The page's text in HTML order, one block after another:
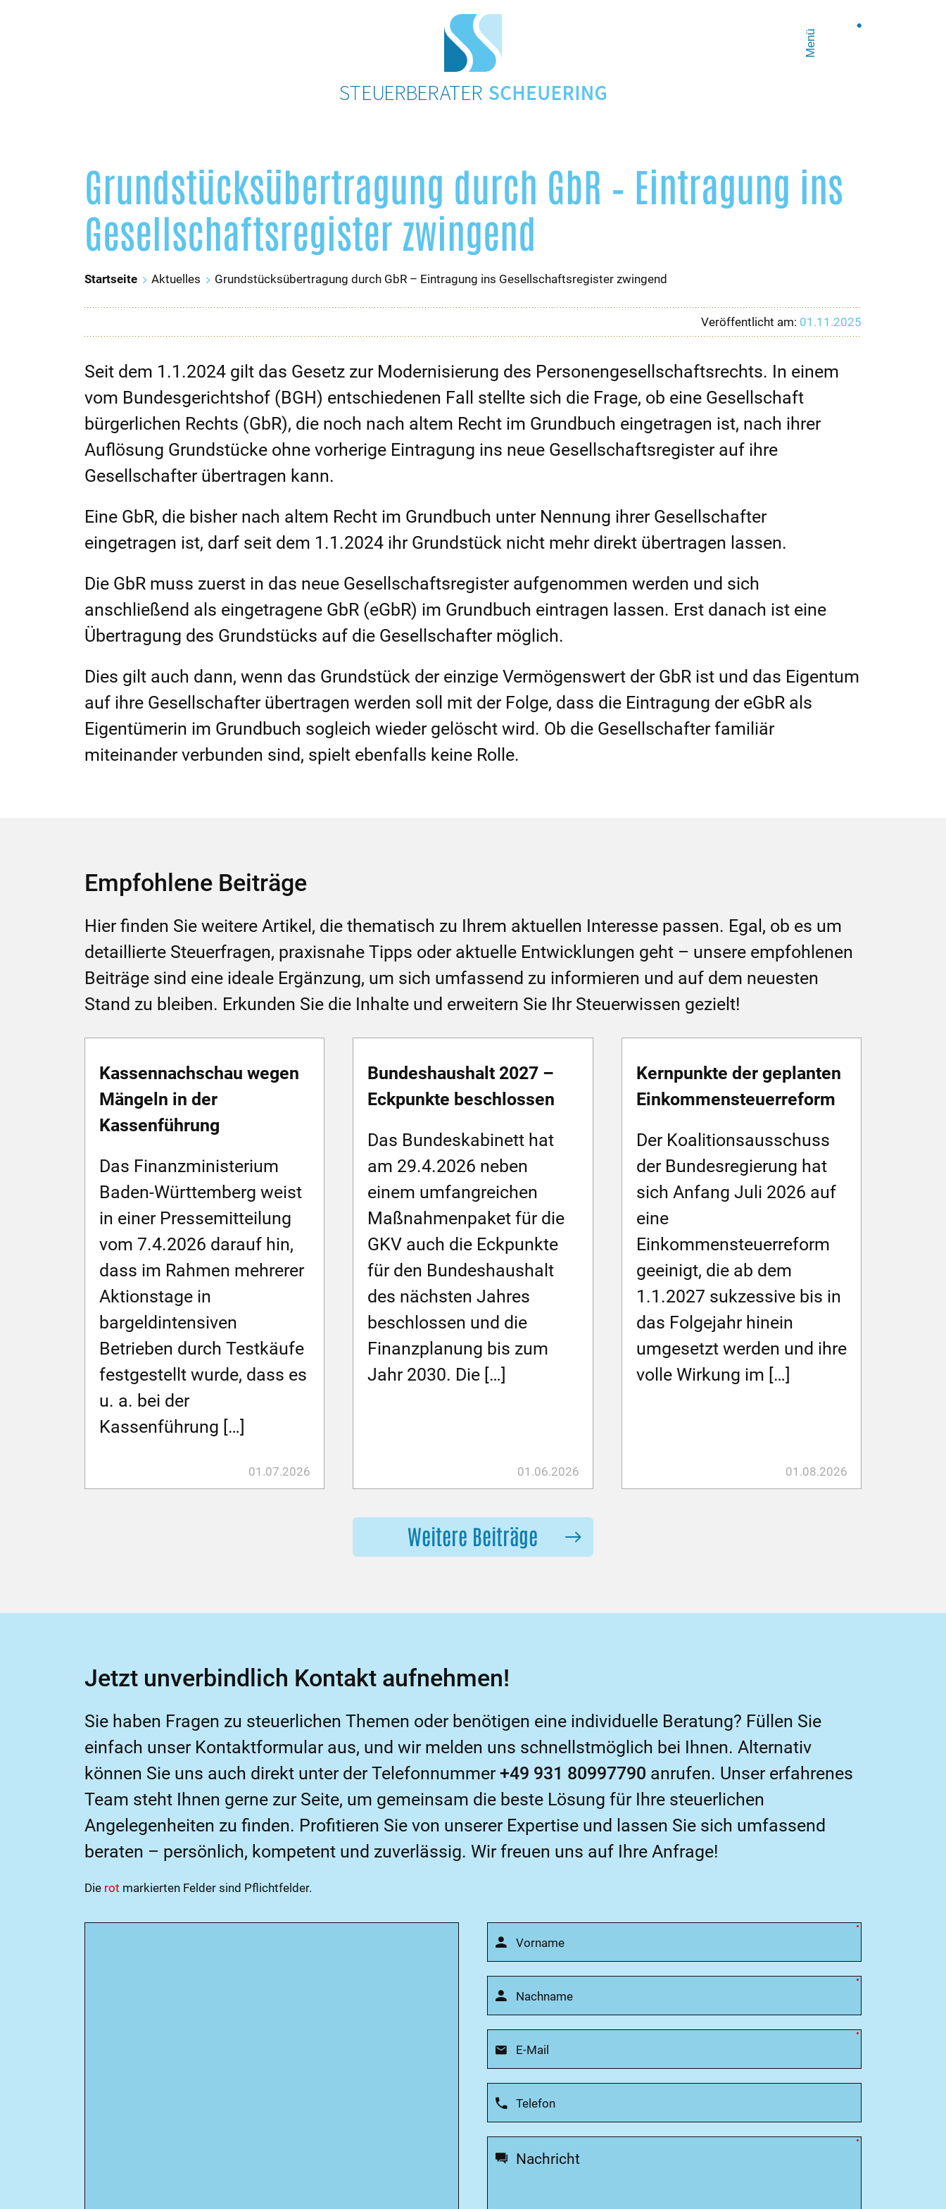
Menü
Grundstücksübertragung durch GbR – Eintragung ins
Gesellschaftsregister zwingend
Startseite Aktuelles Grundstücksübertragung durch GbR – Eintragung ins Gesellschaftsregister zwingend
Veröffentlicht am: 01.11.2025
Seit dem 1.1.2024 gilt das Gesetz zur Modernisierung des Personengesellschaftsrechts. In einem
vom Bundesgerichtshof (BGH) entschiedenen Fall stellte sich die Frage, ob eine Gesellschaft
bürgerlichen Rechts (GbR), die noch nach altem Recht im Grundbuch eingetragen ist, nach ihrer
Auflösung Grundstücke ohne vorherige Eintragung ins neue Gesellschaftsregister auf ihre
Gesellschafter übertragen kann.
Eine GbR, die bisher nach altem Recht im Grundbuch unter Nennung ihrer Gesellschafter
eingetragen ist, darf seit dem 1.1.2024 ihr Grundstück nicht mehr direkt übertragen lassen.
Die GbR muss zuerst in das neue Gesellschaftsregister aufgenommen werden und sich
anschließend als eingetragene GbR (eGbR) im Grundbuch eintragen lassen. Erst danach ist eine
Übertragung des Grundstücks auf die Gesellschafter möglich.
Dies gilt auch dann, wenn das Grundstück der einzige Vermögenswert der GbR ist und das Eigentum
auf ihre Gesellschafter übertragen werden soll mit der Folge, dass die Eintragung der eGbR als
Eigentümerin im Grundbuch sogleich wieder gelöscht wird. Ob die Gesellschafter familiär
miteinander verbunden sind, spielt ebenfalls keine Rolle.
Empfohlene Beiträge
Hier finden Sie weitere Artikel, die thematisch zu Ihrem aktuellen Interesse passen. Egal, ob es um
detaillierte Steuerfragen, praxisnahe Tipps oder aktuelle Entwicklungen geht – unsere empfohlenen
Beiträge sind eine ideale Ergänzung, um sich umfassend zu informieren und auf dem neuesten
Stand zu bleiben. Erkunden Sie die Inhalte und erweitern Sie Ihr Steuerwissen gezielt!
Kassennachschau wegen
Mängeln in der
Kassenführung
Das Finanzministerium
Baden-Württemberg weist
in einer Pressemitteilung
vom 7.4.2026 darauf hin,
dass im Rahmen mehrerer
Aktionstage in
bargeldintensiven
Betrieben durch Testkäufe
festgestellt wurde, dass es
u. a. bei der
Kassenführung […]
01.07.2026
Bundeshaushalt 2027 –
Eckpunkte beschlossen
Das Bundeskabinett hat
am 29.4.2026 neben
einem umfangreichen
Maßnahmenpaket für die
GKV auch die Eckpunkte
für den Bundeshaushalt
des nächsten Jahres
beschlossen und die
Finanzplanung bis zum
Jahr 2030. Die […]
01.06.2026
Kernpunkte der geplanten
Einkommensteuerreform
Der Koalitionsausschuss
der Bundesregierung hat
sich Anfang Juli 2026 auf
eine
Einkommensteuerreform
geeinigt, die ab dem
1.1.2027 sukzessive bis in
das Folgejahr hinein
umgesetzt werden und ihre
volle Wirkung im […]
01.08.2026
Weitere Beiträge
Jetzt unverbindlich Kontakt aufnehmen!
Sie haben Fragen zu steuerlichen Themen oder benötigen eine individuelle Beratung? Füllen Sie
einfach unser Kontaktformular aus, und wir melden uns schnellstmöglich bei Ihnen. Alternativ
können Sie uns auch direkt unter der Telefonnummer +49 931 80997790 anrufen. Unser erfahrenes
Team steht Ihnen gerne zur Seite, um gemeinsam die beste Lösung für Ihre steuerlichen
Angelegenheiten zu finden. Profitieren Sie von unserer Expertise und lassen Sie sich umfassend
beraten – persönlich, kompetent und zuverlässig. Wir freuen uns auf Ihre Anfrage!
Die rot markierten Felder sind Pflichtfelder.